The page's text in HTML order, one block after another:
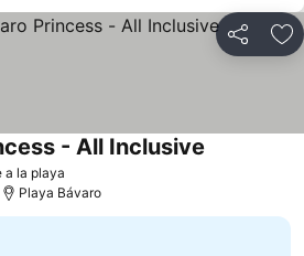
Compartir
a la playa
- All Inclusive
Playa Bávaro